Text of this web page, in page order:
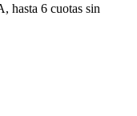
hasta 6 cuotas sin